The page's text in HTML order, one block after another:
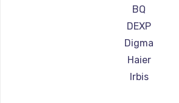
990 руб.
Заказать
Замена динамика
1500 руб.
Ремонт планшетов
BQ
DEXP
Digma
Haier
Irbis